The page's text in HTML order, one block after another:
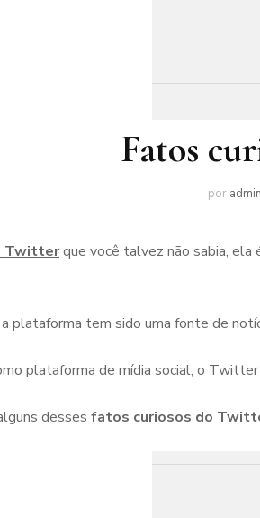
Fatos
por admin
Twitterque você talvez não sabia, ela
plataforma tem sido uma fonte de
plataforma de mídia social, o
desses fatos curiosos do